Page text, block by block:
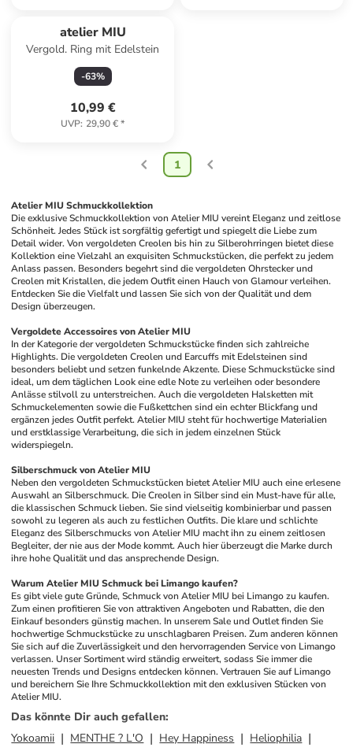
atelier MIU
Vergold. Ring mit Edelstein
-63%
10,99 €
UVP: 29,90 €*
1
Atelier MIU Schmuckkollektion
Die exklusive Schmuckkollektion von Atelier MIU vereint Eleganz und zeitlose
Schönheit. Jedes Stück ist sorgfältig gefertigt und spiegelt die Liebe zum
Detail wider. Von vergoldeten Creolen bis hin zu Silberohrringen bietet diese
Kollektion eine Vielzahl an exquisiten Schmuckstücken, die perfekt zu jedem
Anlass passen. Besonders begehrt sind die vergoldeten Ohrstecker und
Creolen mit Kristallen, die jedem Outfit einen Hauch von Glamour verleihen.
Entdecken Sie die Vielfalt und lassen Sie sich von der Qualität und dem
Design überzeugen.
Vergoldete Accessoires von Atelier MIU
In der Kategorie der vergoldeten Schmuckstücke finden sich zahlreiche
Highlights. Die vergoldeten Creolen und Earcuffs mit Edelsteinen sind
besonders beliebt und setzen funkelnde Akzente. Diese Schmuckstücke sind
ideal, um dem täglichen Look eine edle Note zu verleihen oder besondere
Anlässe stilvoll zu unterstreichen. Auch die vergoldeten Halsketten mit
Schmuckelementen sowie die Fußkettchen sind ein echter Blickfang und
ergänzen jedes Outfit perfekt. Atelier MIU steht für hochwertige Materialien
und erstklassige Verarbeitung, die sich in jedem einzelnen Stück
widerspiegeln.
Silberschmuck von Atelier MIU
Neben den vergoldeten Schmuckstücken bietet Atelier MIU auch eine erlesene
Auswahl an Silberschmuck. Die Creolen in Silber sind ein Must-have für alle,
die klassischen Schmuck lieben. Sie sind vielseitig kombinierbar und passen
sowohl zu legeren als auch zu festlichen Outfits. Die klare und schlichte
Eleganz des Silberschmucks von Atelier MIU macht ihn zu einem zeitlosen
Begleiter, der nie aus der Mode kommt. Auch hier überzeugt die Marke durch
ihre hohe Qualität und das ansprechende Design.
Warum Atelier MIU Schmuck bei Limango kaufen?
Es gibt viele gute Gründe, Schmuck von Atelier MIU bei Limango zu kaufen.
Zum einen profitieren Sie von attraktiven Angeboten und Rabatten, die den
Einkauf besonders günstig machen. In unserem Sale und Outlet finden Sie
hochwertige Schmuckstücke zu unschlagbaren Preisen. Zum anderen können
Sie sich auf die Zuverlässigkeit und den hervorragenden Service von Limango
verlassen. Unser Sortiment wird ständig erweitert, sodass Sie immer die
neuesten Trends und Designs entdecken können. Vertrauen Sie auf Limango
und bereichern Sie Ihre Schmuckkollektion mit den exklusiven Stücken von
Atelier MIU.
Das könnte Dir auch gefallen:
Yokoamii
MENTHE ? L'O Hey Happiness
Heliophilia